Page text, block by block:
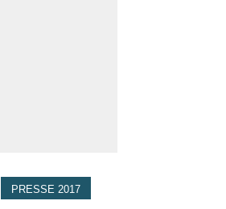
PRESSE 2017